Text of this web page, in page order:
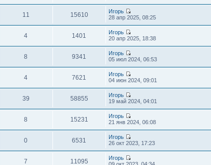
11 15610
Игорь
28 апр 2025, 08:25
4 1401
Игорь
20 апр 2025, 18:38
8 9341
Игорь
05 июл 2024, 06:53
4 7621
Игорь
04 июн 2024, 09:01
39 58855
Игорь
19 май 2024, 04:01
8 15231
Игорь
21 янв 2024, 06:08
0 6531
Игорь
26 окт 2023, 17:23
7 11095
Игорь